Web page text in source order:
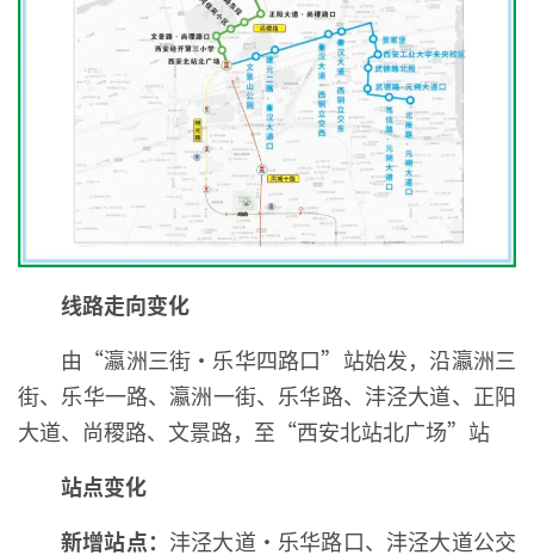
线路走向变化
由“瀛洲三街·乐华四路口”站始发，沿瀛洲三
街、乐华一路、瀛洲一街、乐华路、沣泾大道、正阳
大道、尚稷路、文景路，至“西安北站北广场”站
站点变化
新增站点： 沣泾大道·乐华路口、沣泾大道公交